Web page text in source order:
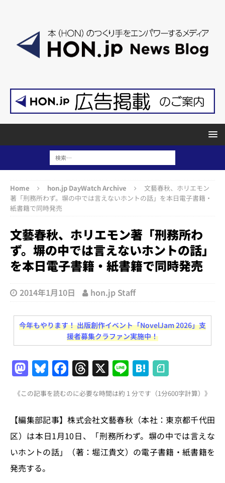
Home hon.jp DayWatch Archive
文藝春秋、ホリエモン
著「刑務所わず。塀の中では言えないホントの話」を本日電子書籍・
紙書籍で同時発売
文藝春秋、ホリエモン著「刑務所わ
ず。塀の中では言えないホントの話」
を本日電子書籍・紙書籍で同時発売
2014年1月10日 hon.jp Staff
今年もやります！ 出版創作イベント「NovelJam 2026」支
援者募集クラファン実施中！
M
a
st
o
d
o
n
Bl
u
e
s
k
y
F
a
c
e
b
o
T
h
re
a
d
s
X Li
n
e
H
at
e
n
a
《この記事を読むのに必要な時間は約 1 分です（1分600字計算）》
【編集部記事】株式会社文藝春秋（本社：東京都千代田
区）は本日1月10日、「刑務所わず。塀の中では言えな
いホントの話」（著：堀江貴文）の電子書籍・紙書籍を
発売する。